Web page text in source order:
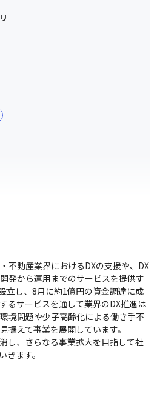
不動産業界におけるDXの支援や、DX
発から運用までのサービスを提供す
立し、8月に約1億円の資金調達に成
るサービスを通して業界のDX推進は
境問題や少子高齢化による働き手不
据えて事業を展開しています。
し、さらなる事業拡大を目指して社
きます。